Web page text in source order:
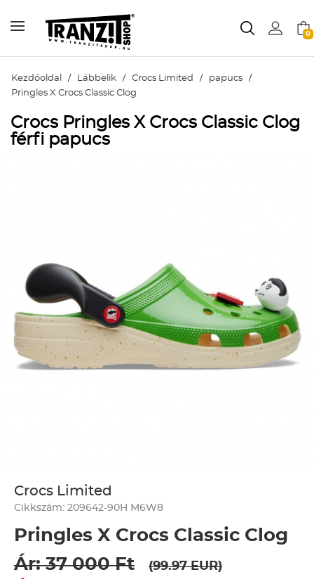
0
Kezdőoldal / Lábbelik / Crocs Limited / papucs /
Pringles X Crocs Classic Clog
Crocs Pringles X Crocs Classic Clog
férfi papucs
Crocs Limited
Cikkszám: 209642-90H M6W8
Pringles X Crocs Classic Clog
Ár: 37 000 Ft
(99.97 EUR)